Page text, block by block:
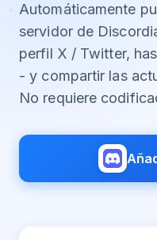
Automáticamente
servidor de
perfil X / Twitter,
- y compartir las
No requiere